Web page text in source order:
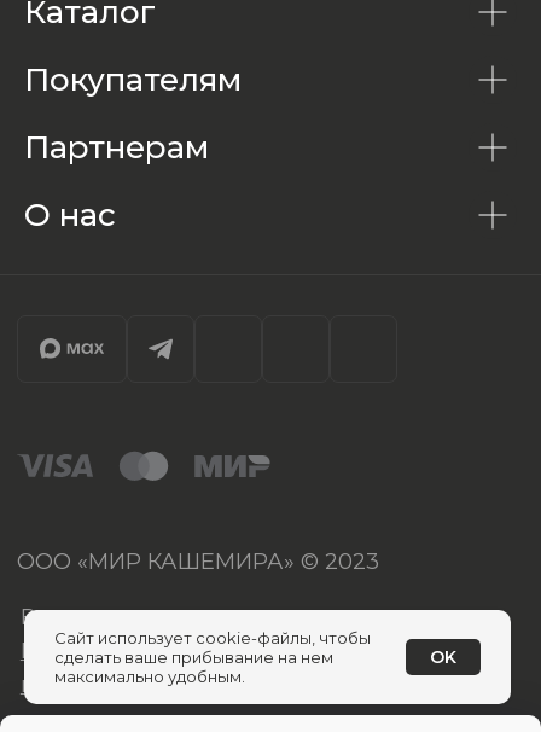
Каталог
Покупателям
Партнерам
О нас
Сайт использует cookie-файлы, чтобы
сделать ваше прибывание на нем
максимально удобным.
OK